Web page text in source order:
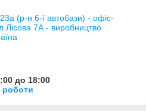
(р-н 6-ї автобази) - офіс-
7А - виробництво
до 18:00
роботи